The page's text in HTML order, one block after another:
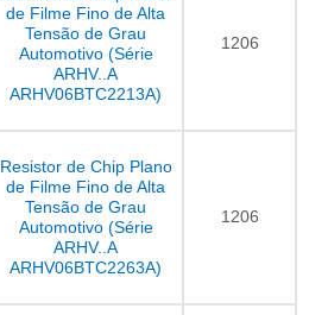
de Filme Fino de Alta
Tensão de Grau
Automotivo (Série
ARHV..A
ARHV06BTC2213A)
1206
Resistor de Chip Plano
de Filme Fino de Alta
Tensão de Grau
Automotivo (Série
ARHV..A
ARHV06BTC2263A)
1206